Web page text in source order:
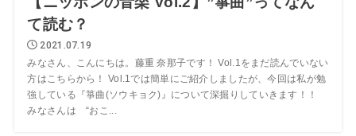
て読む？
2021.07.19
みなさん、こんにちは。藤重 奈那子です！ Vol.1をまだ読んでいない
方はこちらから！ Vol.1では簡単にご紹介しましたが、今回は私が勉
強している『箏曲(ソウキョク)』について深掘りしていきます！！
みなさんは “おこ...